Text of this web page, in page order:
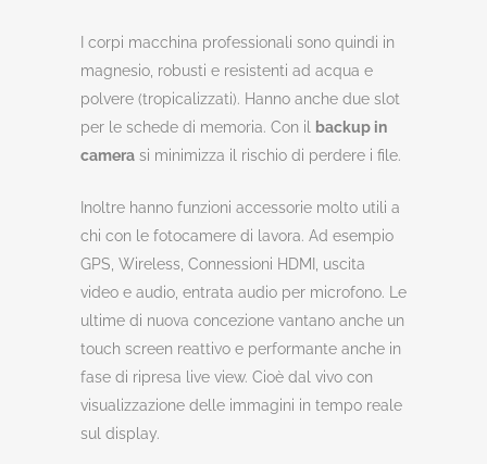
I corpi macchina professionali sono quindi in
magnesio, robusti e resistenti ad acqua e
polvere (tropicalizzati). Hanno anche due slot
per le schede di memoria. Con il
backup in
camera si minimizza il rischio di perdere i file.
Inoltre hanno funzioni accessorie molto utili a
chi con le fotocamere di lavora. Ad esempio
GPS, Wireless, Connessioni HDMI, uscita
video e audio, entrata audio per microfono. Le
ultime di nuova concezione vantano anche un
touch screen reattivo e performante anche in
fase di ripresa live view. Cioè dal vivo con
visualizzazione delle immagini in tempo reale
sul display.